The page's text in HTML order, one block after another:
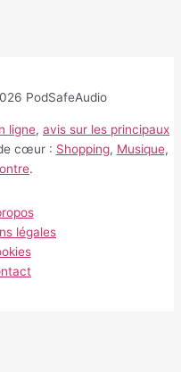
PodSafeAudio
ligne, avis sur les principaux
cœur : Shopping, Musique,
.
légales